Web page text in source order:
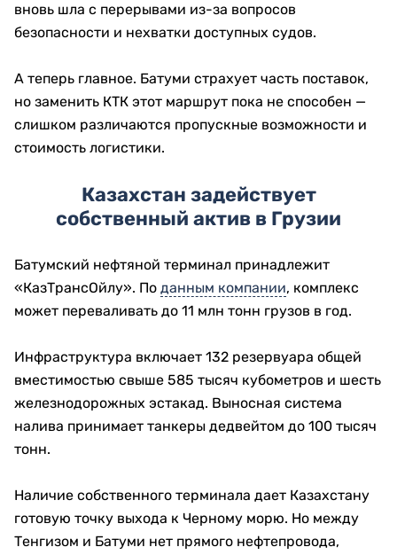
вновь шла с перерывами из-за вопросов
безопасности и нехватки доступных судов.
А теперь главное. Батуми страхует часть поставок,
но заменить КТК этот маршрут пока не способен —
слишком различаются пропускные возможности и
стоимость логистики.
Казахстан задействует
собственный актив в Грузии
Батумский нефтяной терминал принадлежит
«КазТрансОйлу». По данным компании, комплекс
может переваливать до 11 млн тонн грузов в год.
Инфраструктура включает 132 резервуара общей
вместимостью свыше 585 тысяч кубометров и шесть
железнодорожных эстакад. Выносная система
налива принимает танкеры дедвейтом до 100 тысяч
тонн.
Наличие собственного терминала дает Казахстану
готовую точку выхода к Черному морю. Но между
Тенгизом и Батуми нет прямого нефтепровода,